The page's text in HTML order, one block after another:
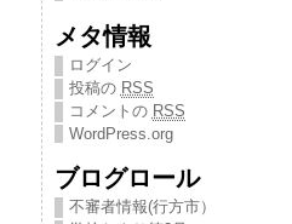
メタ情報
ログイン
投稿の RSS
コメントの RSS
WordPress.org
ブログロール
不審者情報(行方市）